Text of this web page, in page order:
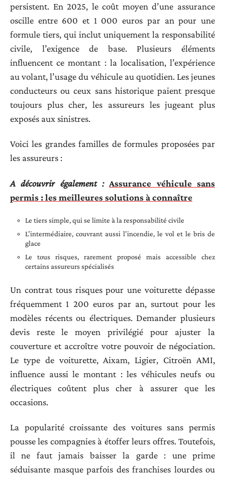
persistent. En 2025, le coût moyen d’une assurance
oscille entre 600 et 1 000 euros par an pour une
formule tiers, qui inclut uniquement la responsabilité
civile, l’exigence de base. Plusieurs éléments
influencent ce montant : la localisation, l’expérience
au volant, l’usage du véhicule au quotidien. Les jeunes
conducteurs ou ceux sans historique paient presque
toujours plus cher, les assureurs les jugeant plus
exposés aux sinistres.
Voici les grandes familles de formules proposées par
les assureurs :
A découvrir également : Assurance véhicule sans
permis : les meilleures solutions à connaître
Le tiers simple, qui se limite à la responsabilité civile
L’intermédiaire, couvrant aussi l’incendie, le vol et le bris de
glace
Le tous risques, rarement proposé mais accessible chez
certains assureurs spécialisés
Un contrat tous risques pour une voiturette dépasse
fréquemment 1 200 euros par an, surtout pour les
modèles récents ou électriques. Demander plusieurs
devis reste le moyen privilégié pour ajuster la
couverture et accroître votre pouvoir de négociation.
Le type de voiturette, Aixam, Ligier, Citroën AMI,
influence aussi le montant : les véhicules neufs ou
électriques coûtent plus cher à assurer que les
occasions.
La popularité croissante des voitures sans permis
pousse les compagnies à étoffer leurs offres. Toutefois,
il ne faut jamais baisser la garde : une prime
séduisante masque parfois des franchises lourdes ou